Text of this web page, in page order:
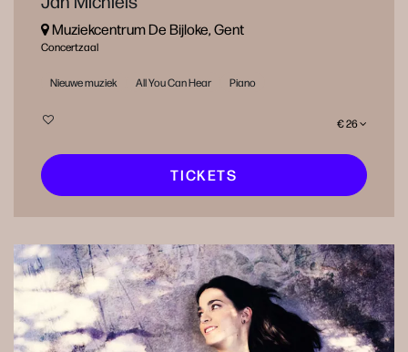
Muziekcentrum De Bijloke, Gent
Concertzaal
Nieuwe muziek All You Can Hear Piano
€ 26
TICKETS